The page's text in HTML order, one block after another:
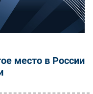
место в России